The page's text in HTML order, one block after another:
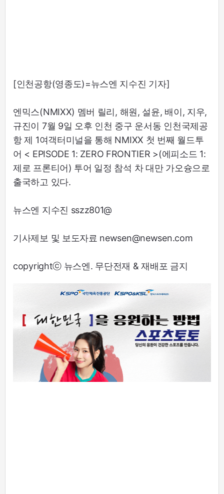
[인천공항(영종도)=뉴스엔 지수진 기자]
엔믹스(NMIXX) 멤버 릴리, 해원, 설윤, 배이, 지우,
규진이 7월 9일 오후 인천 중구 운서동 인천국제공
항 제 1여객터미널을 통해 NMIXX 첫 번째 월드투
어 < EPISODE 1: ZERO FRONTIER >(에피소드 1:
제로 프론티어) 투어 일정 참석 차 대만 가오슝으로
출국하고 있다.
뉴스엔 지수진 sszz801@
기사제보 및 보도자료 newsen@newsen.com
copyrightⓒ 뉴스엔. 무단전재 & 재배포 금지